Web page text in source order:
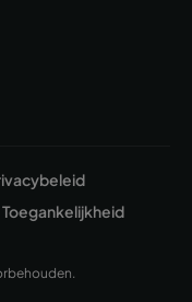
Toegankelijkheid